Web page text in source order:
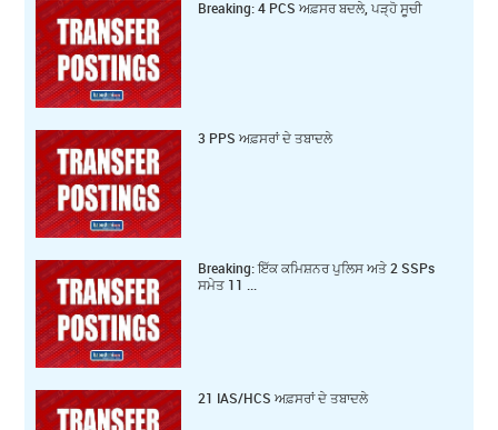
Breaking: 4 PCS ਅਫ਼ਸਰ ਬਦਲੇ, ਪੜ੍ਹੋ ਸੂਚੀ
3 PPS ਅਫ਼ਸਰਾਂ ਦੇ ਤਬਾਦਲੇ
Breaking: ਇੱਕ ਕ‍ਮਿਸ਼ਨਰ ਪੁਲਿਸ ਅਤੇ 2 SSPs
ਸਮੇਤ 11 ...
21 IAS/HCS ਅਫ਼ਸਰਾਂ ਦੇ ਤਬਾਦਲੇ